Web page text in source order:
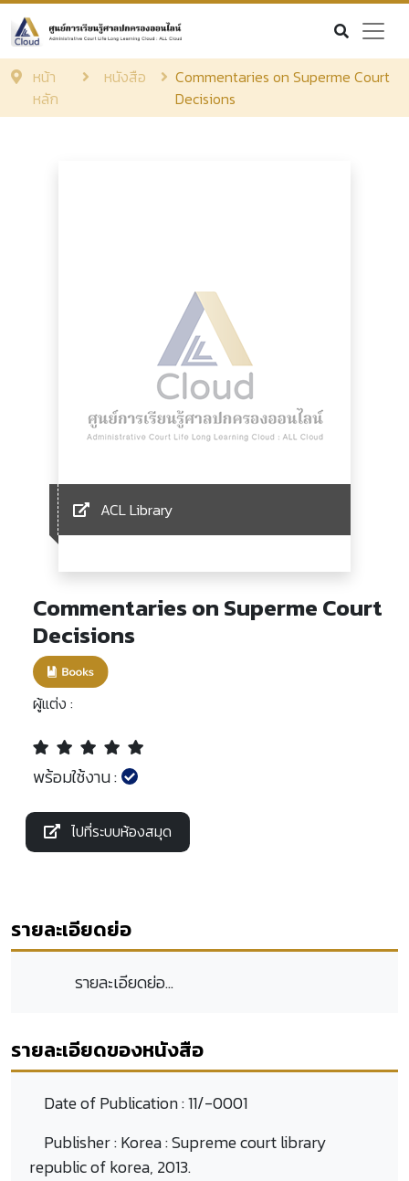
หน้า
หลัก
หนังสือ
Commentaries on Superme Court
Decisions
ACL Library
Commentaries on Superme Court
Decisions
ผู้แต่ง :
พร้อมใช้งาน :
ไปที่ระบบห้องสมุด
รายละเอียดย่อ
รายละเอียดย่อ...
รายละเอียดของหนังสือ
Date of Publication :11/-0001
Publisher :Korea : Supreme court library
republic of korea, 2013.